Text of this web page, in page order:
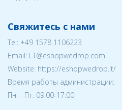
Свяжитесь с нами
Tel: +49 1578 1106223
Email: LT@eshopwedrop.com
Website: https://eshopwedrop.lt/
Время работы администрации:
Пн. - Пт. 09:00-17:00